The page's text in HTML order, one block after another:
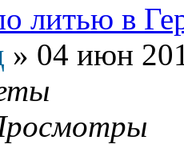
литью в
» 04 июн